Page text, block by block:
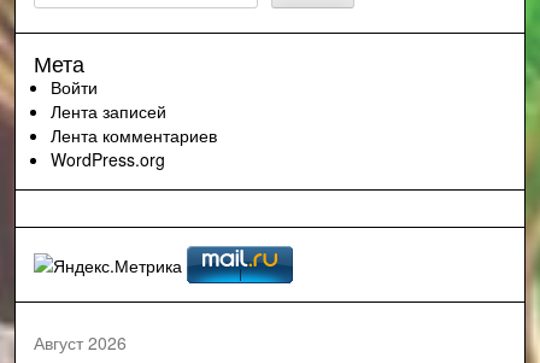
Мета
Войти
Лента записей
Лента комментариев
WordPress.org
Август 2026